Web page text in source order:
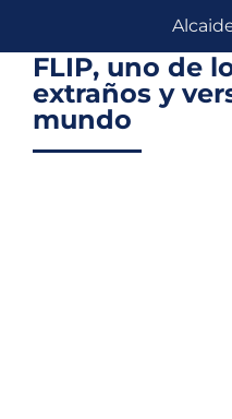
contentFLIP, uno de
extraños y
mundo